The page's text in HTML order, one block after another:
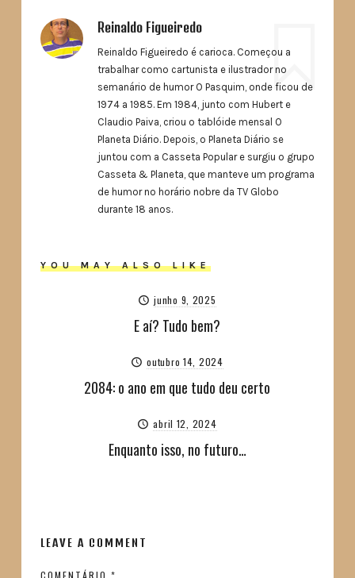
Reinaldo Figueiredo
Reinaldo Figueiredo é carioca. Começou a
trabalhar como cartunista e ilustrador no
semanário de humor O Pasquim, onde ficou de
1974 a 1985. Em 1984, junto com Hubert e
Claudio Paiva, criou o tablóide mensal O
Planeta Diário. Depois, o Planeta Diário se
juntou com a Casseta Popular e surgiu o grupo
Casseta & Planeta, que manteve um programa
de humor no horário nobre da TV Globo
durante 18 anos.
YOU MAY ALSO LIKE
junho 9, 2025
E aí? Tudo bem?
outubro 14, 2024
2084: o ano em que tudo deu certo
abril 12, 2024
Enquanto isso, no futuro…
LEAVE A COMMENT
COMENTÁRIO *